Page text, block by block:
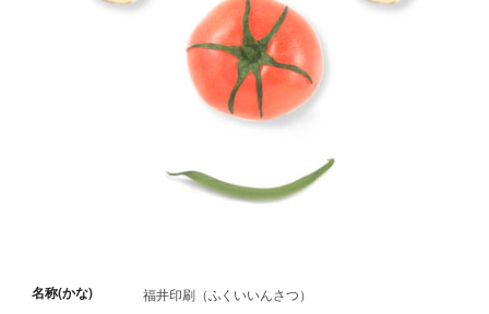
名称(かな) 福井印刷（ふくいいんさつ）